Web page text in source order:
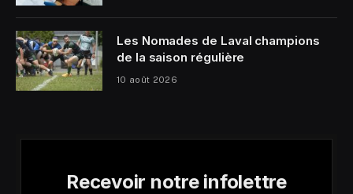
Les Nomades de Laval champions
de la saison régulière
10 août 2026
Recevoir notre infolettre